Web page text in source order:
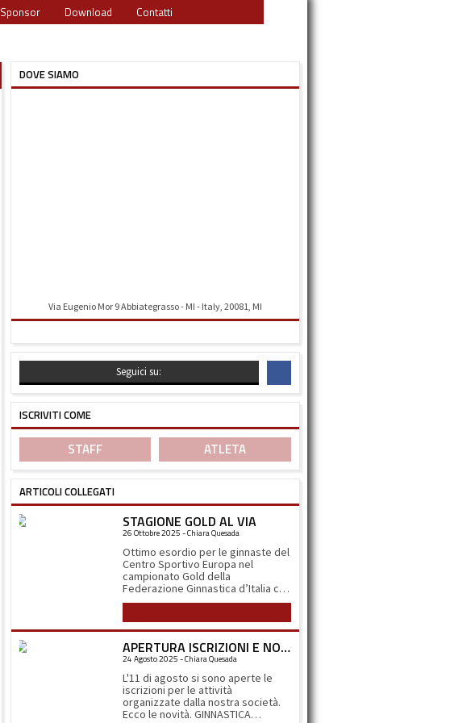
Sponsor Download
Contatti
DOVE SIAMO
Via Eugenio Mor 9 Abbiategrasso - MI - Italy, 20081, MI
Seguici su:
ISCRIVITI COME
STAFF ATLETA
ARTICOLI COLLEGATI
STAGIONE GOLD AL VIA
26 Ottobre 2025 - Chiara Quesada
Ottimo esordio per le ginnaste del
Centro Sportivo Europa nel
campionato Gold della
Federazione Ginnastica d’Italia che
si è svolto ad Arcore nel week end
del mattino scendono in campo le
ragazze della squadra Gold 3b
(2014-2012) composta da Linda
Abbà, Matilde Bertoli, Lara
Dell’Acqua, Camilla Fanzago e
Giulia Terraneo. La gara inizia
all’attrezzo più temuto, la trave,
nella quale le ginnaste devono
APERTURA ISCRIZIONI E NOVITA’
24 Agosto 2025 - Chiara Quesada
L'11 di agosto si sono aperte le
iscrizioni per le attività
organizzate dalla nostra società.
Ecco le novità. GINNASTICA